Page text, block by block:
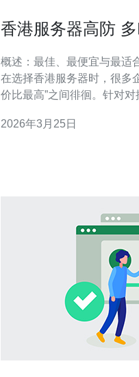
香港服务器高防
概述：最佳、最便宜与最适
在选择香港服务器时，很多
价比最高”之间徘徊。针对
常结合云端清洗与本地高防
2026年3月25日